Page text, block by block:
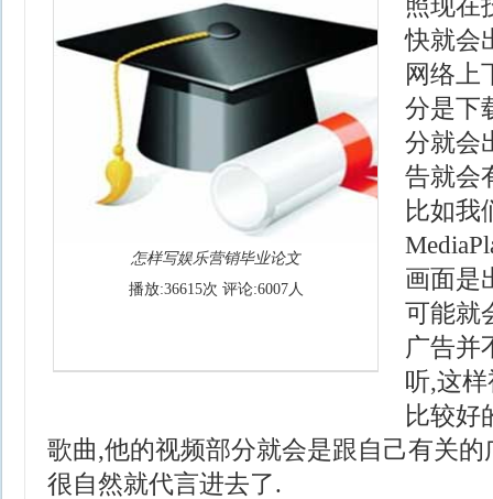
怎样写娱乐营销毕业论文
播放:36615次 评论:6007人
照现在
快就会
网络上
分是下
分就会
告就会
比如我
画面是
可能就
广告并
听,这
比较好
歌曲,他的视频部分就会是跟自己有关
很自然就代言进去了.